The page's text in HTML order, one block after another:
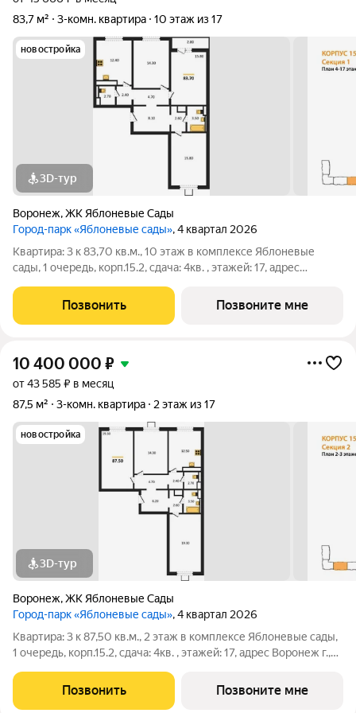
83,7 м²
3-комн. квартира 10 этаж из 17
новостройка
3D-тур
Воронеж,ЖК Яблоневые Сады
Город-парк «Яблоневые сады», 4 квартал 2026
Квартира: 3 к 83,70 кв.м., 10 этаж в комплексе Яблоневые
сады, 1 очередь, корп.15.2, сдача: 4кв. , этажей: 17, адрес
Позвонить Позвоните мне
10 400 000 ₽
от 43 585 ₽ в месяц
87,5 м²
3-комн. квартира 2 этаж из 17
новостройка
3D-тур
Воронеж,ЖК Яблоневые Сады
Город-парк «Яблоневые сады», 4 квартал 2026
Квартира: 3 к 87,50 кв.м., 2 этаж в комплексе Яблоневые сады,
1 очередь, корп.15.2, сдача: 4кв. , этажей: 17, адрес Воронеж г.,
Позвонить Позвоните мне